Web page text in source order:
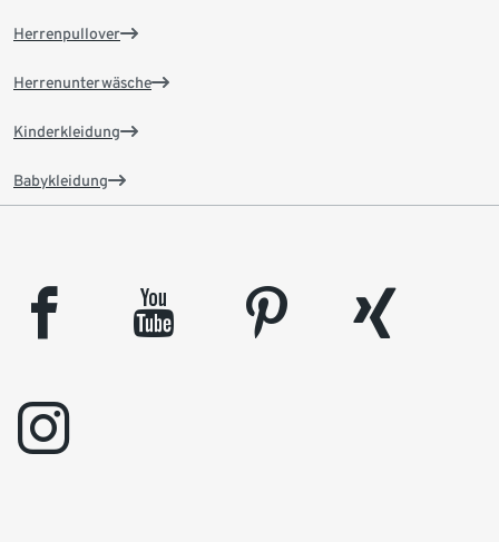
Herrenpullover
Herrenunterwäsche
Kinderkleidung
Babykleidung
facebook youtube pinterest
xing
instagram